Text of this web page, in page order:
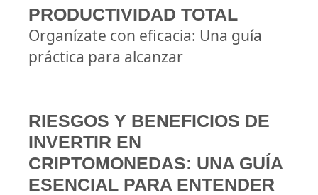
PRODUCTIVIDAD TOTAL
Organízate con eficacia: Una guía
práctica para alcanzar
RIESGOS Y BENEFICIOS DE
INVERTIR EN
CRIPTOMONEDAS: UNA GUÍA
ESENCIAL PARA ENTENDER